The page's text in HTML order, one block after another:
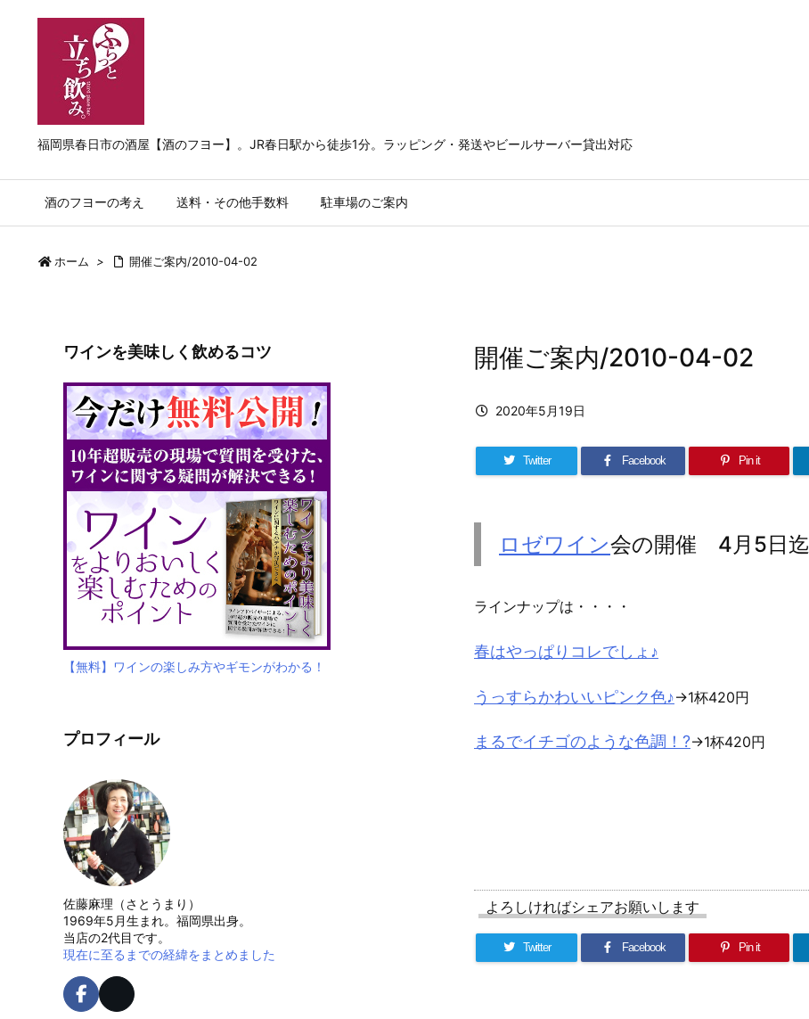
福岡県春日市の酒屋【酒のフヨー】。JR春日駅から徒歩1分。ラッピング・発送やビールサーバー貸出対応
酒のフヨーの考え 送料・その他手数料 駐車場のご案内
ホーム > 開催ご案内/2010-04-02
開催ご案内/2010-04-02
2020年5月19日
Twitter Facebook Pin it
ロゼワイン会の開催 4月5日迄
ラインナップは・・・・
春はやっぱりコレでしょ♪
うっすらかわいいピンク色♪→1杯420円
まるでイチゴのような色調！?→1杯420円
よろしければシェアお願いします
Twitter Facebook Pin it
ワインを美味しく飲めるコツ
【無料】ワインの楽しみ方やギモンがわかる！
プロフィール
佐藤麻理（さとうまり）
1969年5月生まれ。福岡県出身。
当店の2代目です。
現在に至るまでの経緯をまとめました